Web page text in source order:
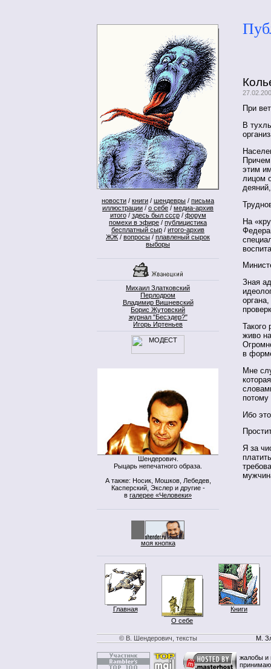
новости / книги / шендевры / письма
иллюстрации / о себе / медиа-архив
итого/ здесь был ссср/ форум
помехи в эфире / публицистика
бесплатный сыр / итого-архив
ЖЖ / вопросы / плавленый сырок
выборы
Михаил Златковский
Перлодром
Владимир Вишневский
Борис Жутовский
журнал "Бесэдер?"
Игорь Иртеньев
Шендерович.
Рыцарь непечатного образа.
А также: Носик, Мошков, Лебедев,
Касперский, Экслер и другие -
в галерее «Человеки»
моя кнопка
При
В
этим
лицом
На
Зная
Такого
живо
в
Мне
Ибо
Я за
Главная
О себе
Книги
© В. Шендерович, тексты М.
жалобы и